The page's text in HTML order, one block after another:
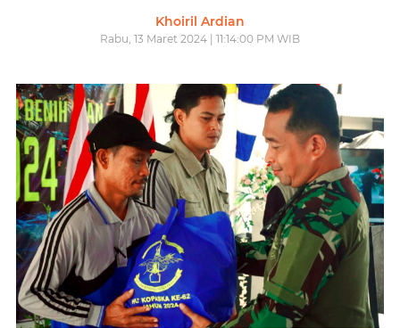
Khoiril Ardian
Rabu, 13 Maret 2024 | 11:14:00 PM WIB